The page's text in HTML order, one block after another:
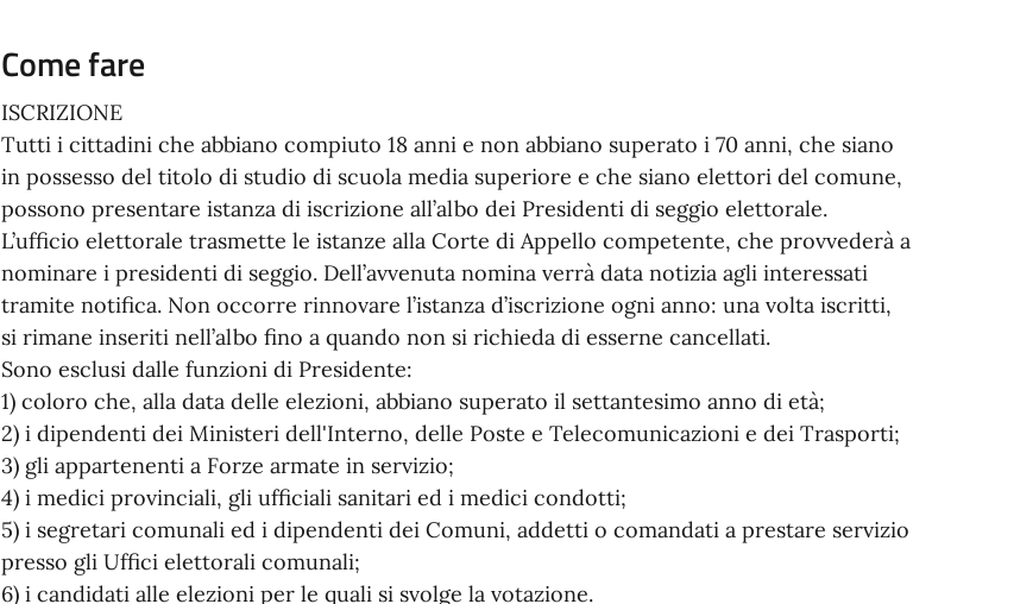
Come fare
ISCRIZIONE
Tutti i cittadini che abbiano compiuto 18 anni e non abbiano superato i 70 anni, che siano
in possesso del titolo di studio di scuola media superiore e che siano elettori del comune,
possono presentare istanza di iscrizione all’albo dei Presidenti di seggio elettorale.
L’ufficio elettorale trasmette le istanze alla Corte di Appello competente, che provvederà a
nominare i presidenti di seggio. Dell’avvenuta nomina verrà data notizia agli interessati
tramite notifica. Non occorre rinnovare l’istanza d’iscrizione ogni anno: una volta iscritti,
si rimane inseriti nell’albo fino a quando non si richieda di esserne cancellati.
Sono esclusi dalle funzioni di Presidente:
1) coloro che, alla data delle elezioni, abbiano superato il settantesimo anno di età;
2) i dipendenti dei Ministeri dell'Interno, delle Poste e Telecomunicazioni e dei Trasporti;
3) gli appartenenti a Forze armate in servizio;
4) i medici provinciali, gli ufficiali sanitari ed i medici condotti;
5) i segretari comunali ed i dipendenti dei Comuni, addetti o comandati a prestare servizio
presso gli Uffici elettorali comunali;
6) i candidati alle elezioni per le quali si svolge la votazione.